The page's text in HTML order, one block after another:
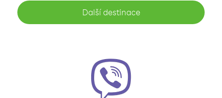
Další destinace